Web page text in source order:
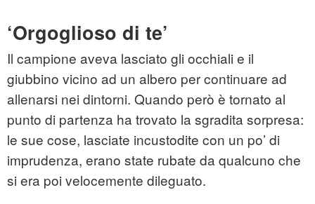
‘Orgoglioso di te’
Il campione aveva lasciato gli occhiali e il
giubbino vicino ad un albero per continuare ad
allenarsi nei dintorni. Quando però è tornato al
punto di partenza ha trovato la sgradita sorpresa:
le sue cose, lasciate incustodite con un po’ di
imprudenza, erano state rubate da qualcuno che
si era poi velocemente dileguato.